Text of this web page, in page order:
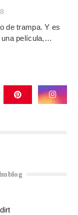
de trampa. Y es
una película,…